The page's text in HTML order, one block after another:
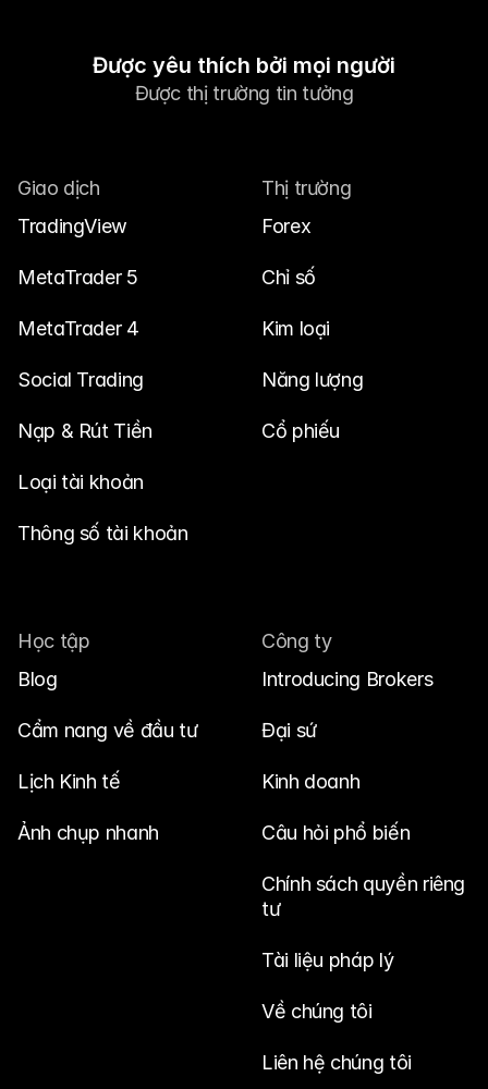
Được yêu thích bởi mọi người
Được thị trường tin tưởng
Giao dịch
TradingView
MetaTrader 5
MetaTrader 4
Social Trading
Nạp & Rút Tiền
Loại tài khoản
Thông số tài khoản
Thị trường
Forex
Chỉ số
Kim loại
Năng lượng
Cổ phiếu
Học tập
Blog
Cẩm nang về đầu tư
Lịch Kinh tế
Ảnh chụp nhanh
Công ty
Introducing Brokers
Đại sứ
Kinh doanh
Câu hỏi phổ biến
Chính sách quyền riêng
tư
Tài liệu pháp lý
Về chúng tôi
Liên hệ chúng tôi